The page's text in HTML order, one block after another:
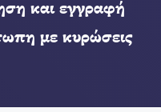
και εγγραφή
με κυρώσεις